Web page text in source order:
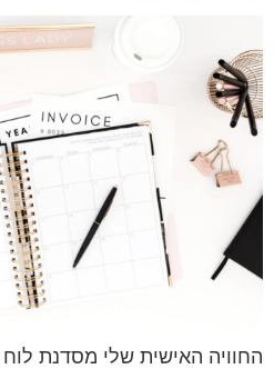
החוויה האישית שלי מסדנת